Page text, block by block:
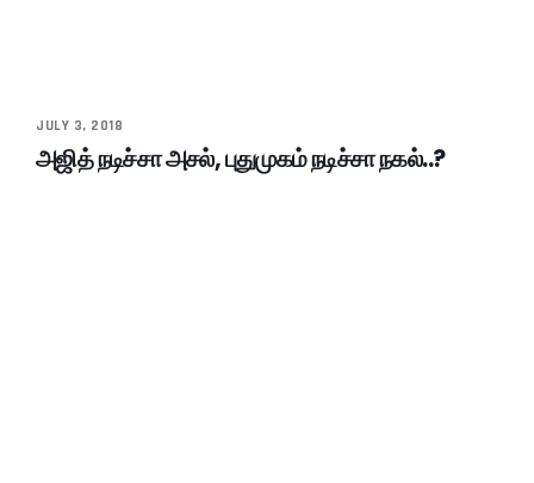
JULY 3, 2018
அஜித் நடிச்சா அசல், புதுமுகம் நடிச்சா நகல்..?